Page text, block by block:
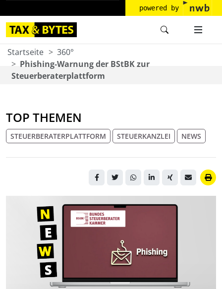
powered by
Startseite
360°
Phishing-Warnung der BStBK zur
Steuerberaterplattform
TOP THEMEN
STEUERBERATERPLATTFORM STEUERKANZLEI NEWS
Laptop mit BStBK-Logo
rotem Hintergrund.
BILD: ©VADYM STEPANCHUK,
GETTY IMAGES VIA CANVA.COM